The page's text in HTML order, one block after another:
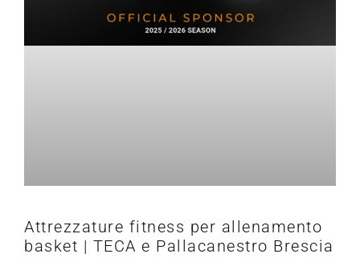
Attrezzature fitness per allenamento
basket | TECA e Pallacanestro Brescia